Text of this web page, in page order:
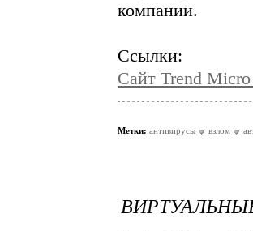
компании.
Ссылки:
Сайт Trend
Метки: антивирусы взлом